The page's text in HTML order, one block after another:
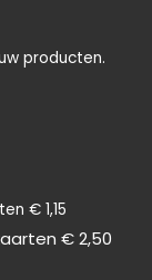
producten.
€ 1,15
€ 2,50